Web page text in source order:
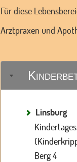
Für diese
Arztpraxen und
Linsburg
Berg 4